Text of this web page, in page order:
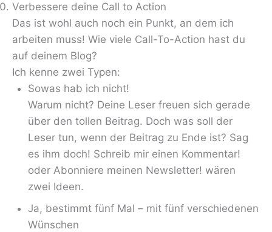
Verbessere deine Call to Action
Das ist wohl auch noch ein Punkt, an dem ich
arbeiten muss! Wie viele Call-To-Action hast du
auf deinem Blog?
Ich kenne zwei Typen:
Sowas hab ich nicht!
Warum nicht? Deine Leser freuen sich gerade
über den tollen Beitrag. Doch was soll der
Leser tun, wenn der Beitrag zu Ende ist? Sag
es ihm doch! Schreib mir einen Kommentar!
oder Abonniere meinen Newsletter! wären
zwei Ideen.
Ja, bestimmt fünf Mal – mit fünf verschiedenen
Wünschen